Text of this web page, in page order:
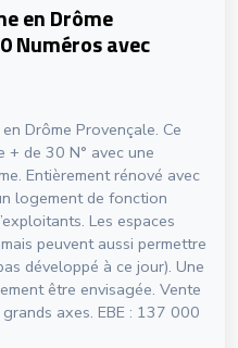
en Drôme
Numéros avec
Drôme Provençale. Ce
+ de 30 N° avec une
Entièrement rénové avec
logement de fonction
Les espaces
peuvent aussi permettre
développé à ce jour). Une
être envisagée. Vente
axes. EBE : 137 000